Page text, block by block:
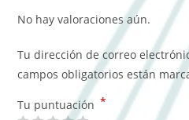
No hay valoraciones aún.
Tu dirección de correo
campos obligatorios están
Tu puntuación *